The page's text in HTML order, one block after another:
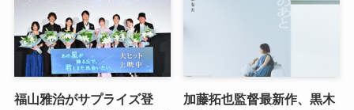
福山雅治がサプライズ登
加藤拓也監督最新作、黒木